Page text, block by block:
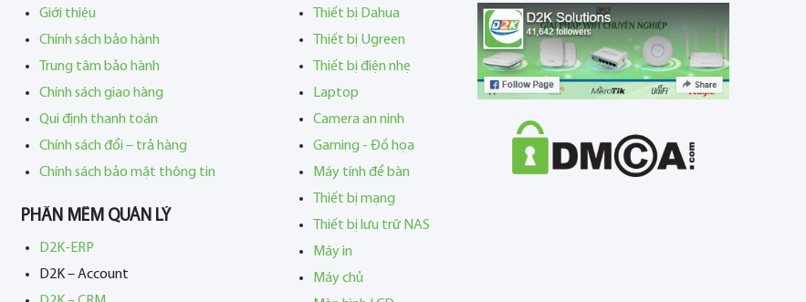
Giới thiệu
Chính sách bảo hành
Trung tâm bảo hành
Chính sách giao hàng
Qui định thanh toán
Chính sách đổi – trả hàng
Chính sách bảo mật thông tin
PHẦN MỀM QUẢN LÝ
D2K-ERP
D2K – Account
Thiết bị Dahua
Thiết bị Ugreen
Thiết bị điện nhẹ
Laptop
Camera an ninh
Gaming - Đồ họa
Máy tính để bàn
Thiết bị mạng
Thiết bị lưu trữ NAS
Máy in
Máy chủ